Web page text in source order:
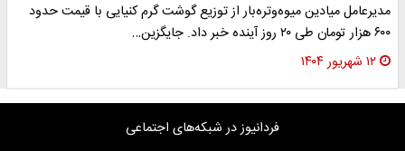
مدیرعامل میادین میوه‌وتره‌بار از توزیع گوشت گرم کنیایی با قیمت حدود
۶۰۰ هزار تومان طی ۲۰ روز آینده خبر داد. جایگزین…
۱۲ شهریور ۱۴۰۴
فردانیوز در شبکه‌های اجتماعی